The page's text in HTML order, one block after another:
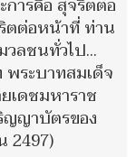
ตต่อหน้าที่ ท่าน
วลชนทั่วไป…
พระบาทสมเด็จ
เดชมหาราช
ญาบัตรของ
2497)